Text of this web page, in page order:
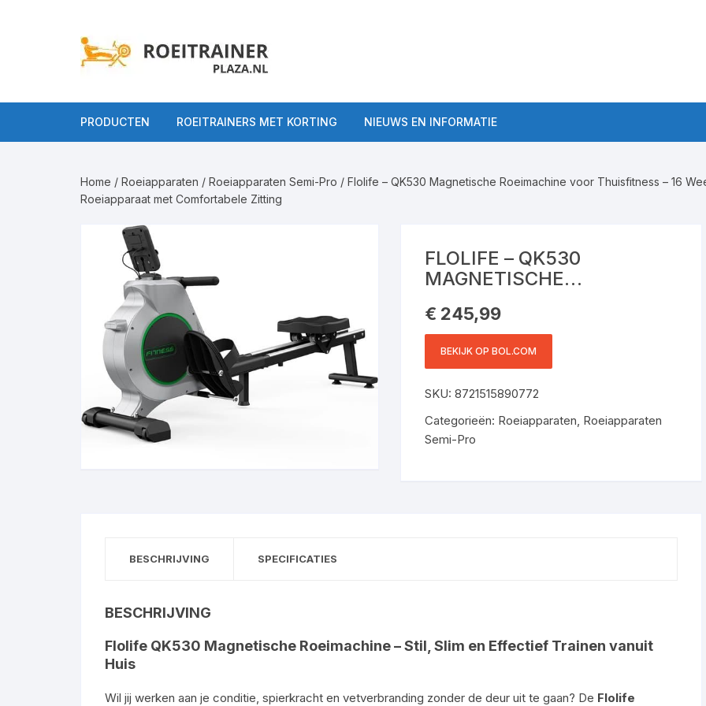
PRODUCTEN
Roeitrainers op
ROEITRAINERS MET KORTING NIEUWS EN INFORMATIE
informatie
Roeitrainers
Roeitrainer kopen tips
Home / Roeiapparaten / Roeiapparaten Semi-Pro / Flolife – QK530 Magnetische Roeimachine voor Thuisfitness – 16
Roeiapparaat met Comfortabele Zitting
FLOLIFE – QK530
MAGNETISCHE
THUISFITNESS – 16
WEERSTANDSNIVEAUS,
BLUETOOTH APP, LCD
ROEIAPPARAAT MET
COMFORTABELE ZITTING
€ 245,99
BEKIJK OP BOL.COM
SKU:8721515890772
Categorieën: Roeiapparaten, Roeiapparaten
Semi-Pro
BESCHRIJVING SPECIFICATIES
BESCHRIJVING
Flolife QK530 Magnetische Roeimachine – Stil, Slim en Effectief Trainen vanuit
Huis
Wil jij werken aan je conditie, spierkracht en vetverbranding zonder de deur uit te gaan? De Flolife